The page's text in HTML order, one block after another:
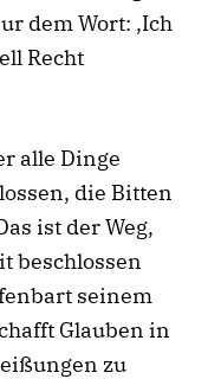
dem Wort: ‚Ich
Recht
alle Dinge
die Bitten
ist der Weg,
beschlossen
seinem
Glauben in
zu